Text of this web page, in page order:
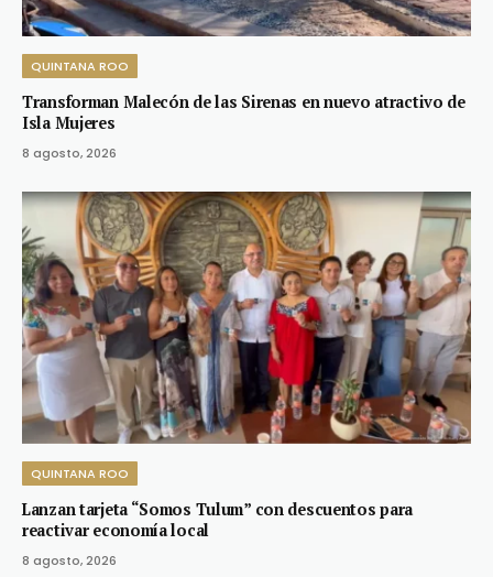
QUINTANA ROO
Transforman Malecón de las Sirenas en nuevo atractivo de
Isla Mujeres
8 agosto, 2026
QUINTANA ROO
Lanzan tarjeta “Somos Tulum” con descuentos para
reactivar economía local
8 agosto, 2026